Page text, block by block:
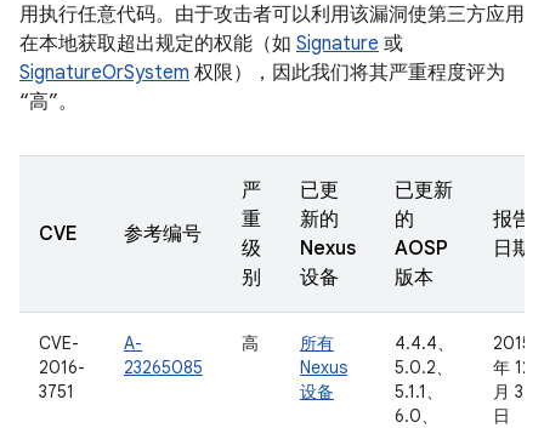
用执行任意代码。由于攻击者可以利用该漏洞使第三方应用
在本地获取超出规定的权能（如 Signature 或
SignatureOrSystem 权限），因此我们将其严重程度评为
“高”。
CVE 参考编号
严
重
级
别
已更
新的
Nexus
设备
已更新
的
AOSP
版本
报告
日期
CVE-
2016-
3751
A-
23265085
高
所有
Nexus
设备
4.4.4、
5.0.2、
5.1.1、
6.0、
2015
年 12
月 3
日